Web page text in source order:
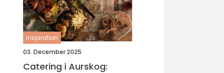
inspiration
03. December 2025
Catering i Aurskog: